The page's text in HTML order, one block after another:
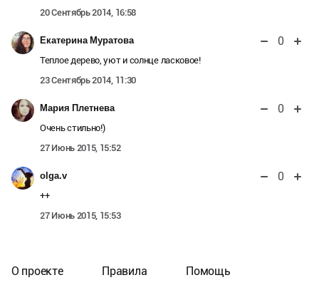
20 Сентябрь 2014, 16:58
Екатерина Муратова 0
Теплое дерево, уют и солнце ласковое!
23 Сентябрь 2014, 11:30
Мария Плетнева 0
Очень стильно!)
27 Июнь 2015, 15:52
olga.v 0
++
27 Июнь 2015, 15:53
О проекте Правила Помощь